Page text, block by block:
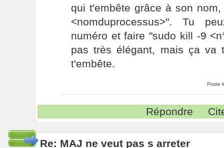
qui t'embête grâce à son
<nomduprocessus>". Tu
numéro et faire "sudo kill -9
pas très élégant, mais ça va
t'embête.
Poste
Répondre
Re: MAJ ne veut pas s arreter